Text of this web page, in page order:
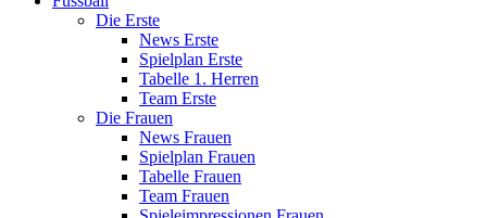
Die Erste
News Erste
Spielplan Erste
Tabelle 1. Herren
Team Erste
Die Frauen
News Frauen
Spielplan Frauen
Tabelle Frauen
Team Frauen